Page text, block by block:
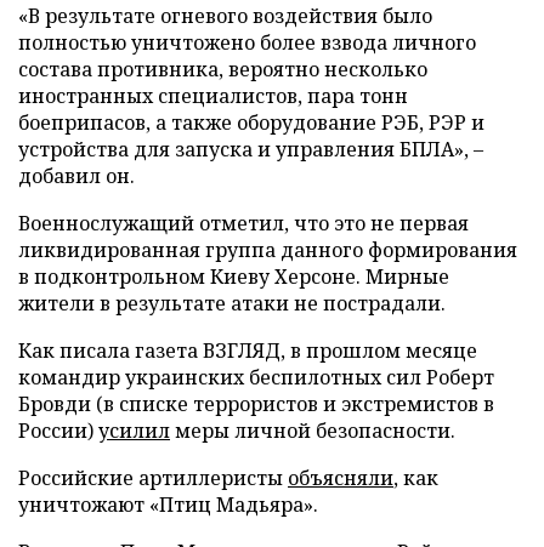
«В результате огневого воздействия было
полностью уничтожено более взвода личного
состава противника, вероятно несколько
иностранных специалистов, пара тонн
боеприпасов, а также оборудование РЭБ, РЭР и
устройства для запуска и управления БПЛА», –
добавил он.
Военнослужащий отметил, что это не первая
ликвидированная группа данного формирования
в подконтрольном Киеву Херсоне. Мирные
жители в результате атаки не пострадали.
Как писала газета ВЗГЛЯД, в прошлом месяце
командир украинских беспилотных сил Роберт
Бровди (в списке террористов и экстремистов в
России)усилилмеры личной безопасности.
Российские артиллеристы объясняли, как
уничтожают «Птиц Мадьяра».